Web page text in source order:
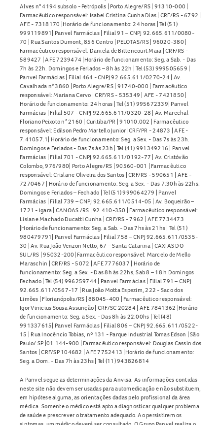
Alves n° 4194 subsolo - Petrópolis | Porto Alegre/RS | 91310-000 |
Farmacêutico responsável: Isabel Cristina Cunha Dias | CRF/RS - 6792 |
AFE - 7318170 |Horário de funcionamento: 24 horas | Tel (51)
999119891| Panvel Farmácias | Filial 91 – CNPJ 92.665.611/0080-
70 | Rua Santos Dumont, 856 Centro | PELOTAS/RS | 96020-380 |
Farmacêutico responsável: Daniela de Bittencourt Maia | CRF/RS -
589427 | AFE 7239474 |Horário de funcionamento: Seg. a Sab. - Das
7h às 22h. Domingos e Feriados – 8h às 22h | Tel (53) 999505659 |
Panvel Farmácias | Filial 464 - CNPJ 92.665.611/0270-24 | Av.
Cavalhada n° 3860 | Porto Alegre/RS | 91740-000 | Farmacêutico
responsável: Mariana Cervo | CRF/RS - 535349 | AFE - 7421850 |
Horário de funcionamento: 24 horas | Tel (51) 995672339| Panvel
Farmácias | Filial 507 - CNPJ 92.665.611/0320-28 | Av. Marechal
Floriano Peixoto n° 2160 | Curitiba/PR | 91010.002 | Farmacêutico
responsável: Edilson Pedro Martello Junior| CRF/PR - 24873 | AFE -
7.41057.1| Horário de funcionamento: Seg. a Sex. - Das 7s às 23h.
Domingos e Feriados - Das 7s às 23h | Tel (41) 991349216 | Panvel
Farmácias | Filial 701 - CNPJ 92.665.611/0192-77 | Av. Cristóvão
Colombo, 976/980| Porto Alegre/RS | 90560-001 | Farmacêutico
responsável: Crislane Oliveira dos Santos | CRF/RS - 590651 | AFE -
7270467 | Horário de funcionamento: Seg. a Sex. - Das 7:30h às 22hs.
Domingos e Feriados – Fechado | Tel (51) 999064279 | Panvel
Farmácias | Filial 739 – CNPJ 92.665.611/0514-05 | Av. Boqueirão –
1721 - Igara | CANOAS /RS | 92.410-350 | Farmacêutico responsável:
Lisiane Machado Ducatti Cunha | CRF/RS - 7962 | AFE 7734473
|Horário de funcionamento: Seg. a Sab. - Das 7hs às 21hs | Tel (51)
980479791| Panvel Farmácias | Filial 758 – CNPJ 92.665.611/0535-
30 | Av. Rua João Venzon Netto, 67 – Santa Catarina | CAXIAS DO
SUL/RS | 95032-200| Farmacêutico responsável: Marcelo de Mello
Maraschin | CRF/RS - 5072 | AFE 7776037 | Horário de
funcionamento: Seg. a Sex. - Das 8h às 22hs, Sab 8 – 18 h Domingos
Fechado | Tel (54) 996259744 | Panvel Farmácias | Filial 791 – CNPJ
92.665.611/0567-17 | Rua João Motta Espezim, 222 - Saco dos
Limões | Florianópolis/RS | 88045-400 | Farmacêutico responsável:
Igor Vinicius Sousa Assunção | CRF/SC 20284 | AFE 7841362 |Horário
de funcionamento: Seg. a Sex. - Das 8h às 22:00hs | Tel (48)
991337615| Panvel Farmácias | Filial 806 – CNPJ 92.665.611/0522-
15 | Rua Inocêncio Tobias, nº 131 - Parque Industrial Tomas Edson | São
Paulo/ SP |01.144-900 | Farmacêutico responsável: Douglas Cassin dos
Santos | CRF/SP 104682 | AFE 7752413 |Horário de funcionamento:
Seg. a Dom. - Das 7h às 23hs | Tel (11) 943826814
A Panvel segue as determinações da Anvisa. As informações contidas
neste site não devem ser usadas para automedicação e não substituem,
em hipótese alguma, as orientações dadas pelo profissional da área
médica. Somente o médico está apto a diagnosticar qualquer problema
de saúde e prescrever o tratamento adequado. Ao persistirem os